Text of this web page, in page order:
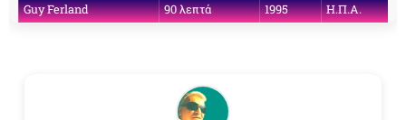
Guy Ferland
90 λεπτά 1995 H.Π.Α.